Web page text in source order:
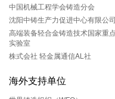
中国机械工程学会铸造分会
沈阳中铸生产力促进中心有限公司
高端装备轻合金铸造技术国家重点
实验室
株式会社 轻金属通信AL社
海外支持单位